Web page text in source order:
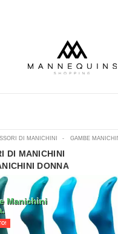
DI MANICHINI - GAMBE
DI MANICHINI
DONNA
Manichini